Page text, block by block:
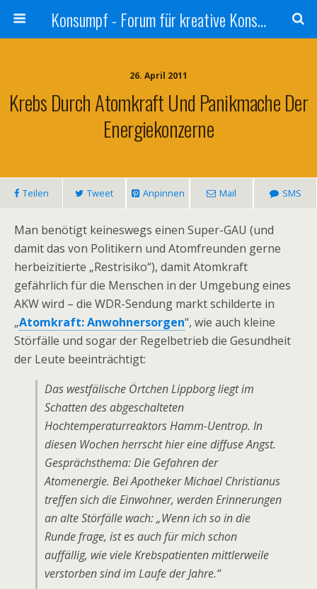
Konsumpf - Forum für kreative Konsumkritik - Culture Jamming, Nachhaltigkeit, Konzernkritik, Adbusting
26. April 2011
Krebs Durch Atomkraft Und Panikmache Der
Energiekonzerne
Teilen Tweet Anpinnen Mail SMS
Man benötigt keineswegs einen Super-GAU (und
damit das von Politikern und Atomfreunden gerne
herbeizitierte „Restrisiko“), damit Atomkraft
gefährlich für die Menschen in der Umgebung eines
AKW wird – die WDR-Sendung markt schilderte in
„Atomkraft: Anwohnersorgen“, wie auch kleine
Störfälle und sogar der Regelbetrieb die Gesundheit
der Leute beeinträchtigt:
Das westfälische Örtchen Lippborg liegt im
Schatten des abgeschalteten
Hochtemperaturreaktors Hamm-Uentrop. In
diesen Wochen herrscht hier eine diffuse Angst.
Gesprächsthema: Die Gefahren der
Atomenergie. Bei Apotheker Michael Christianus
treffen sich die Einwohner, werden Erinnerungen
an alte Störfälle wach: „Wenn ich so in die
Runde frage, ist es auch für mich schon
auffällig, wie viele Krebspatienten mittlerweile
verstorben sind im Laufe der Jahre.“